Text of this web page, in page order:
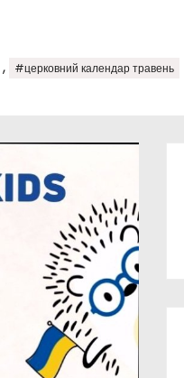
, #церковний календар травень